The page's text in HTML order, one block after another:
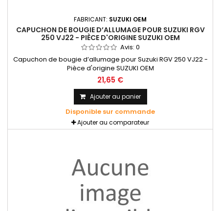
FABRICANT: SUZUKI OEM
CAPUCHON DE BOUGIE D’ALLUMAGE POUR SUZUKI RGV
250 VJ22 - PIÈCE D'ORIGINE SUZUKI OEM
Avis: 0
Capuchon de bougie d’allumage pour Suzuki RGV 250 VJ22 -
Pièce d'origine SUZUKI OEM
21,65 €
Ajouter au panier
Disponible sur commande
Ajouter au comparateur